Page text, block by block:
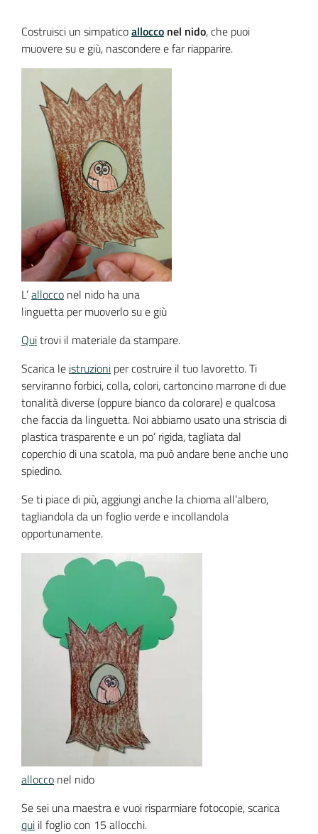
Costruisci un simpaticoallocco nel nido, che puoi
muovere su e giù, nascondere e far riapparire.
L’allocco nel nido ha una
linguetta per muoverlo su e giù
Quitrovi il materiale da stampare.
Scarica le istruzioni per costruire il tuo lavoretto. Ti
serviranno forbici, colla, colori, cartoncino marrone di due
tonalità diverse (oppure bianco da colorare) e qualcosa
che faccia da linguetta. Noi abbiamo usato una striscia di
plastica trasparente e un po’ rigida, tagliata dal
coperchio di una scatola, ma può andare bene anche uno
spiedino.
Se ti piace di più, aggiungi anche la chioma all’albero,
tagliandola da un foglio verde e incollandola
opportunamente.
allocco nel nido
Se sei una maestra e vuoi risparmiare fotocopie, scarica
qui il foglio con 15 allocchi.